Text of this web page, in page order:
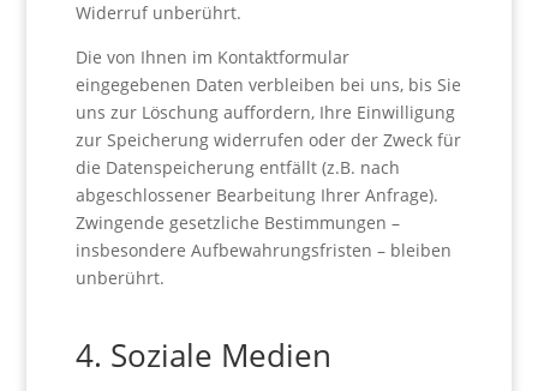
Widerruf unberührt.
Die von Ihnen im Kontaktformular
eingegebenen Daten verbleiben bei uns, bis Sie
uns zur Löschung auffordern, Ihre Einwilligung
zur Speicherung widerrufen oder der Zweck für
die Datenspeicherung entfällt (z.B. nach
abgeschlossener Bearbeitung Ihrer Anfrage).
Zwingende gesetzliche Bestimmungen –
insbesondere Aufbewahrungsfristen – bleiben
unberührt.
4. Soziale Medien